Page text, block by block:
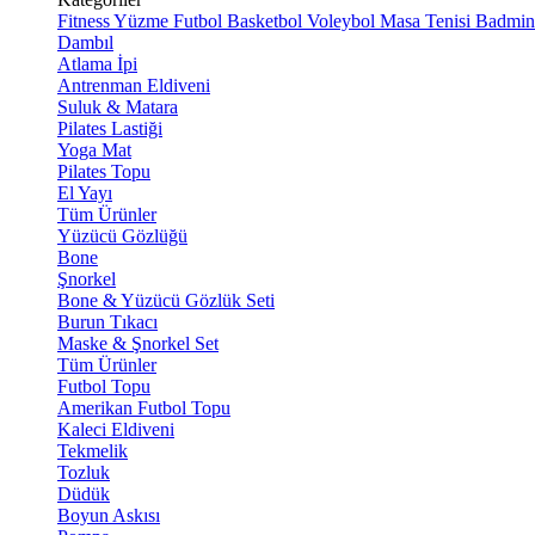
FitnessYüzme Futbol Basketbol Voleybol Masa Tenisi
Dambıl
Atlama İpi
Antrenman Eldiveni
Suluk & Matara
Pilates Lastiği
Yoga Mat
Pilates Topu
El Yayı
Tüm Ürünler
Yüzücü Gözlüğü
Bone
Şnorkel
Bone & Yüzücü Gözlük Seti
Burun Tıkacı
Maske & Şnorkel Set
Tüm Ürünler
Futbol Topu
Amerikan Futbol Topu
Kaleci Eldiveni
Tekmelik
Tozluk
Düdük
Boyun Askısı